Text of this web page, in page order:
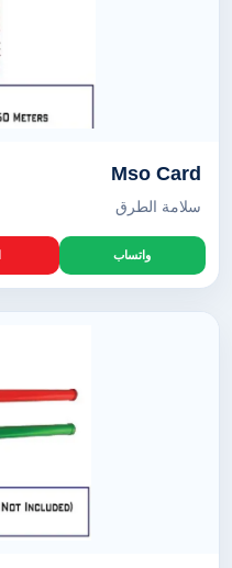
Mso Card
سلامة الطرق
واتساب